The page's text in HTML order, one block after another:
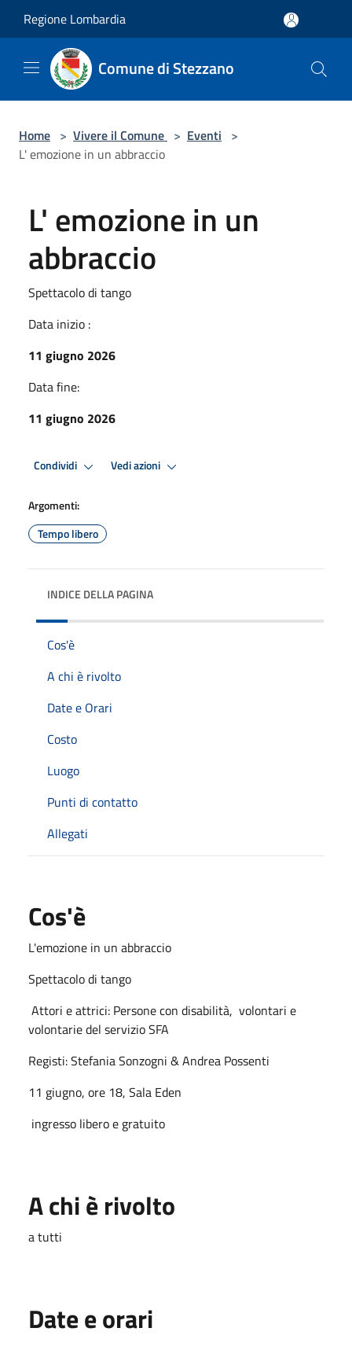
Regione Lombardia
Comune di Stezzano
Home > Vivere il Comune > Eventi >
L' emozione in un abbraccio
L' emozione in un
abbraccio
Spettacolo di tango
Data inizio :
11 giugno 2026
Data fine:
11 giugno 2026
Condividi Vedi azioni
Argomenti:
Tempo libero
INDICE DELLA PAGINA
Cos'è
A chi è rivolto
Date e Orari
Costo
Luogo
Punti di contatto
Allegati
Cos'è
L'emozione in un abbraccio
Spettacolo di tango
Attori e attrici: Persone con disabilità, volontari e
volontarie del servizio SFA
Registi: Stefania Sonzogni & Andrea Possenti
11 giugno, ore 18, Sala Eden
ingresso libero e gratuito
A chi è rivolto
a tutti
Date e orari